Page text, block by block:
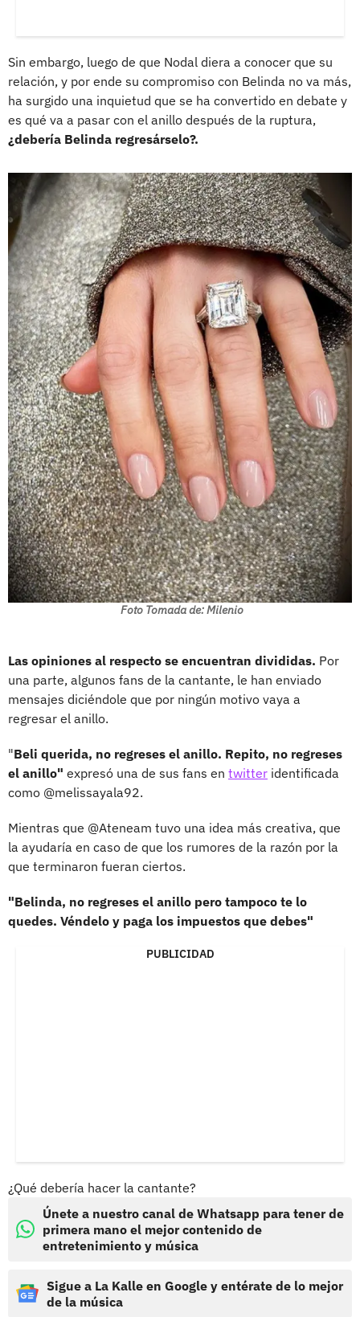
Sin embargo, luego de que Nodal diera a conocer que su
relación, y por ende su compromiso con Belinda no va más,
ha surgido una inquietud que se ha convertido en debate y
es qué va a pasar con el anillo después de la ruptura,
¿debería Belinda regresárselo?.
Foto Tomada de: Milenio
Las opiniones al respecto se encuentran divididas. Por
una parte, algunos fans de la cantante, le han enviado
mensajes diciéndole que por ningún motivo vaya a
regresar el anillo.
"Beli querida, no regreses el anillo. Repito, no regreses
el anillo" expresó una de sus fans en twitter identificada
como @melissayala92.
Mientras que @Ateneam tuvo una idea más creativa, que
la ayudaría en caso de que los rumores de la razón por la
que terminaron fueran ciertos.
"Belinda, no regreses el anillo pero tampoco te lo
quedes. Véndelo y paga los impuestos que debes"
PUBLICIDAD
¿Qué debería hacer la cantante?
Únete a nuestro canal de Whatsapp para tener de
primera mano el mejor contenido de
entretenimiento y música
Sigue a La Kalle en Google y entérate de lo mejor
de la música